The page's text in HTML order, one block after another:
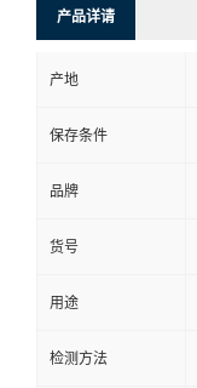
产品详请
产地
保存条件
品牌
货号
用途
检测方法